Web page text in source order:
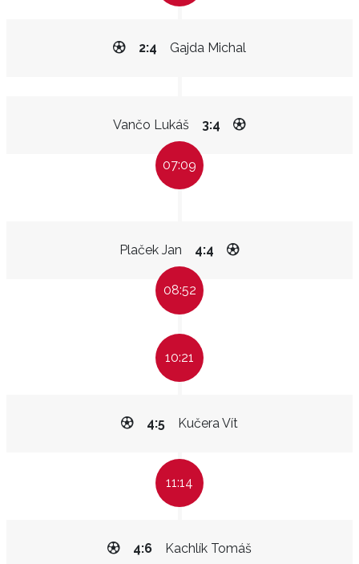
Gajda Michal
2:4
Vančo Lukáš 3:4
07:09
Plaček Jan 4:4
08:52
10:21
Kučera Vít
4:5
11:14
Kachlík Tomáš
4:6